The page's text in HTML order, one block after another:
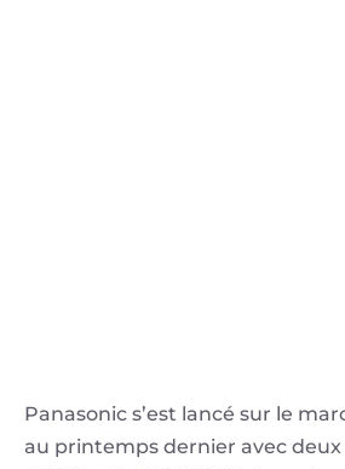
Panasonic s’est lancé sur le
au printemps dernier avec deux